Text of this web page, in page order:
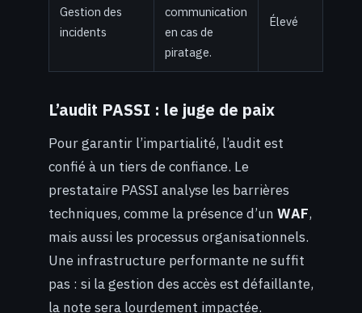
Gestion des
incidents
communication
en cas de
piratage.
Élevé
L’audit PASSI : le juge de paix
Pour garantir l’impartialité, l’audit est
confié à un tiers de confiance. Le
prestataire PASSI analyse les barrières
techniques, comme la présence d’un WAF,
mais aussi les processus organisationnels.
Une infrastructure performante ne suffit
pas : si la gestion des accès est défaillante,
la note sera lourdement impactée.